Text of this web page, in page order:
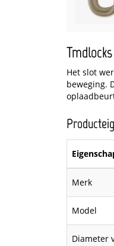
Het slot
beweging.
Merk
Model
Diameter